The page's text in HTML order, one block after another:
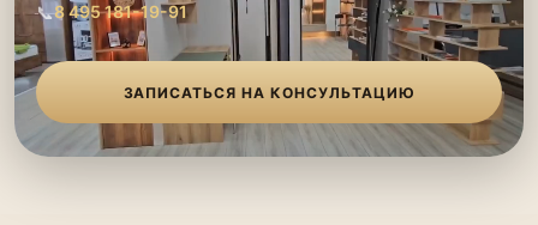
📞8 495 181-19-91
ЗАПИСАТЬСЯ НА КОНСУЛЬТАЦИЮ